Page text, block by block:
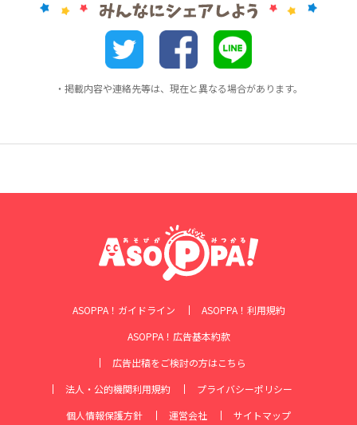
・掲載内容や連絡先等は、現在と異なる場合があります。
ASOPPA！ガイドライン
ASOPPA！利用規約
ASOPPA！広告基本約款
広告出稿をご検討の方はこちら
法人・公的機関利用規約
プライバシーポリシー
個人情報保護方針
運営会社 サイトマップ